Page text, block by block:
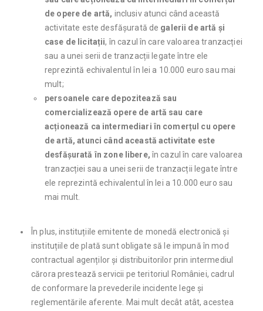
de opere de artă, inclusiv atunci când această
activitate este desfășurată de galerii de artă și
case de licitații, în cazul în care valoarea tranzacției
sau a unei serii de tranzacții legate între ele
reprezintă echivalentul în lei a 10.000 euro sau mai
mult;
persoanele care depozitează sau
comercializează opere de artă sau care
acționează ca intermediari în comerțul cu opere
de artă, atunci când această activitate este
desfășurată în zone libere,în cazul în care valoarea
tranzacției sau a unei serii de tranzacții legate între
ele reprezintă echivalentul în lei a 10.000 euro sau
mai mult.
În plus, instituțiile emitente de monedă electronică și
instituțiile de plată sunt obligate să le impună în mod
contractual agenților și distribuitorilor prin intermediul
cărora prestează servicii pe teritoriul României, cadrul
de conformare la prevederile incidente lege și
reglementările aferente. Mai mult decât atât, acestea